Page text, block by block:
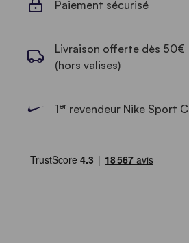
Paiement sécurisé
Livraison offerte dès 50€
(hors valises)
1errevendeur Nike Sport